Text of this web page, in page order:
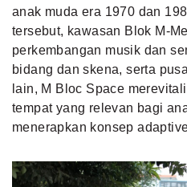
anak muda era 1970 dan
tersebut, kawasan Blok M-
perkembangan musik dan
bidang dan skena, serta
lain, M Bloc Space
tempat yang relevan bagi
menerapkan konsep